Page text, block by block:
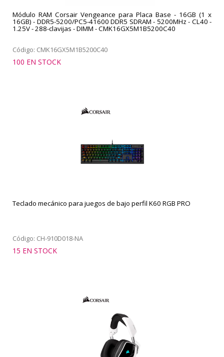
Módulo RAM Corsair Vengeance para Placa Base - 16GB (1 x
16GB) - DDR5-5200/PC5-41600 DDR5 SDRAM - 5200MHz - CL40 -
1.25V - 288-clavijas - DIMM - CMK16GX5M1B5200C40
Código: CMK16GX5M1B5200C40
100 EN STOCK
Teclado mecánico para juegos de bajo perfil K60 RGB PRO
Código: CH-910D018-NA
15 EN STOCK